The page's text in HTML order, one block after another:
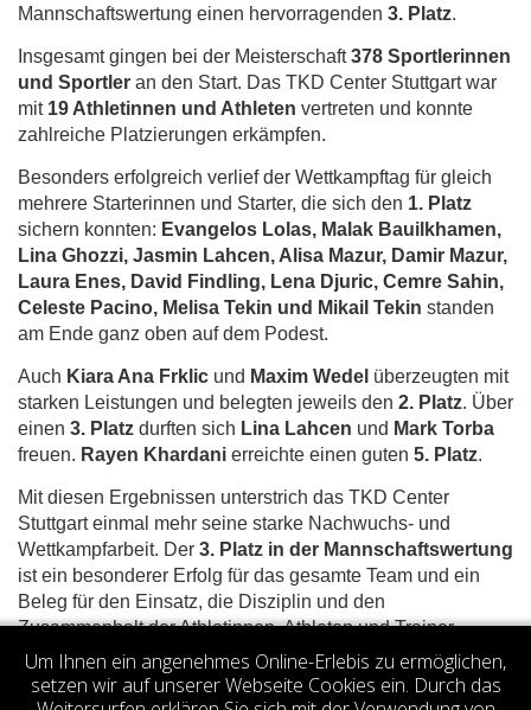
Mannschaftswertung einen hervorragenden 3. Platz.
Insgesamt gingen bei der Meisterschaft378 Sportlerinnen
und Sportler an den Start. Das TKD Center Stuttgart war
mit 19 Athletinnen und Athleten vertreten und konnte
zahlreiche Platzierungen erkämpfen.
Besonders erfolgreich verlief der Wettkampftag für gleich
mehrere Starterinnen und Starter, die sich den 1. Platz
sichern konnten: Evangelos Lolas, Malak Bauilkhamen,
Lina Ghozzi, Jasmin Lahcen, Alisa Mazur, Damir Mazur,
Laura Enes, David Findling, Lena Djuric, Cemre Sahin,
Celeste Pacino, Melisa Tekin und Mikail Tekin standen
am Ende ganz oben auf dem Podest.
Auch Kiara Ana Frklic und Maxim Wedel überzeugten mit
starken Leistungen und belegten jeweils den 2. Platz. Über
einen 3. Platz durften sich Lina Lahcen und Mark Torba
freuen. Rayen Khardani erreichte einen guten 5. Platz.
Mit diesen Ergebnissen unterstrich das TKD Center
Stuttgart einmal mehr seine starke Nachwuchs- und
Wettkampfarbeit. Der 3. Platz in der Mannschaftswertung
ist ein besonderer Erfolg für das gesamte Team und ein
Beleg für den Einsatz, die Disziplin und den
Zusammenhalt der Athletinnen, Athleten und Trainer.
Votes 0.00 (0 votes)
Um Ihnen ein angenehmes Online-Erlebis zu ermöglichen,
setzen wir auf unserer Webseite Cookies ein. Durch das